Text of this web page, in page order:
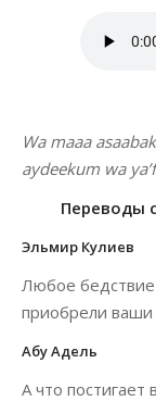
Wa maaa
aydeekum wa
Переводы
Эльмир Кулиев
Любое бедствие
приобрели
Абу Адель
А что постигает